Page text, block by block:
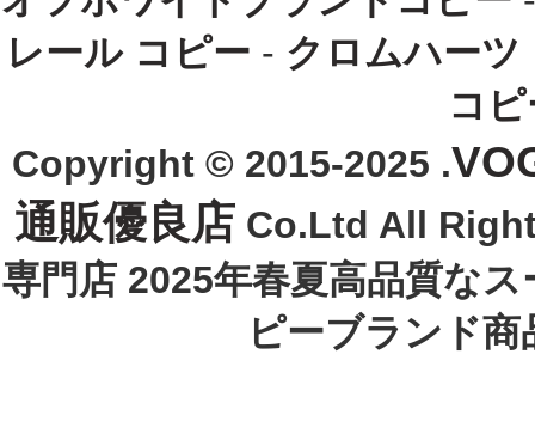
レール コピー - クロムハーツ
コ
Copyright © 2015-2025 .
通販優良店 Co.Ltd All
専門店 2025年春夏高品質な
ピーブランド